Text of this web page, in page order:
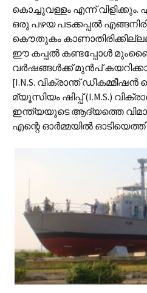
കൊച്ചുവള്ളം എന്ന്
ഒരു പഴയ പടക്കപ്പല്‍
കൌതുകം
ഈ കപ്പല്‍ കണ്ടപ്പോള്‍ മുംബൈ
വര്‍ഷങ്ങള്‍ക്ക് മുന്‍പ്
[I.N.S. വിക്രാന്ത്
മ്യൂസിയം ഷിപ്പ് (I.M.S.)
ഇന്ത്യയുടെ ആദ്യത്തെ
എന്റെ ഓര്‍മ്മയില്‍